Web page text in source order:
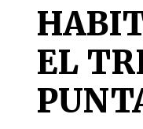
EL